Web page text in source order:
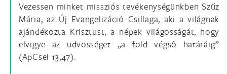
Vezessen minket missziós tevékenységünkben Szűz
Mária, az Új Evangelizáció Csillaga, aki a világnak
ajándékozta Krisztust, a népek világosságát, hogy
elvigye az üdvösséget „a föld végső határáig”
(ApCsel 13,47).